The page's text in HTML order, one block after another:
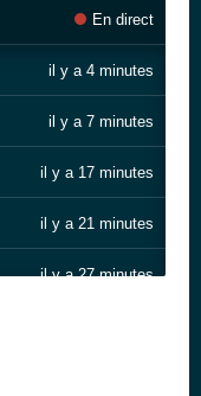
En direct
il y a 4 minutes
il y a 7 minutes
il y a 17 minutes
il y a 21 minutes
il y a 27 minutes